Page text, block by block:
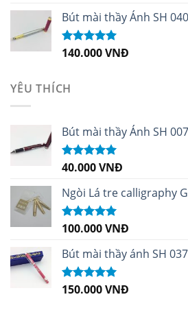
sao
Bút mài thầy Ánh SH 040
Được xếp
140.000VNĐ
YÊU THÍCH
Bút mài thầy Ánh SH 007
Được xếp
sao
40.000VNĐ
Ngòi Lá tre calligraphy
Được xếp
sao
100.000VNĐ
Bút mài thầy ánh SH
Được xếp
150.000VNĐ